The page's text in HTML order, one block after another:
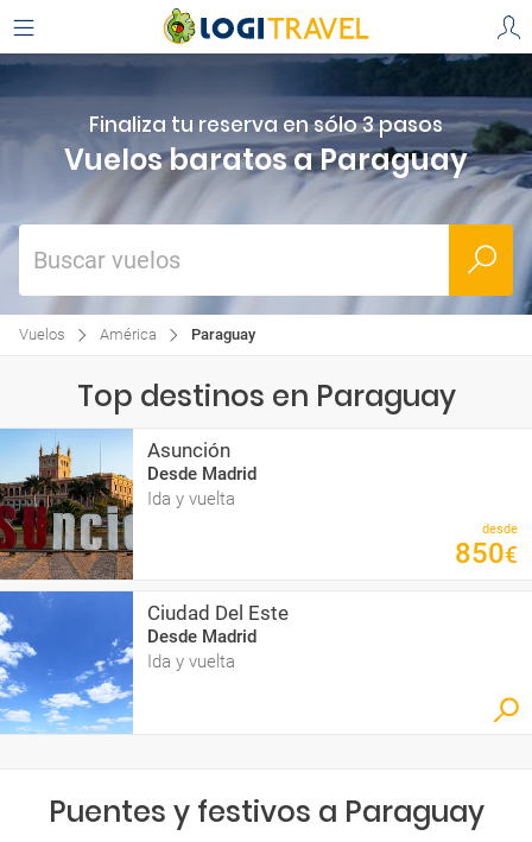
Finaliza tu reserva en sólo 3 pasos
Vuelos baratos a Paraguay
Buscar vuelos
Vuelos América Paraguay
Top destinos en Paraguay
Asunción
Desde Madrid
Ida y vuelta
desde
850€
Ciudad Del Este
Desde Madrid
Ida y vuelta
Puentes y festivos a Paraguay